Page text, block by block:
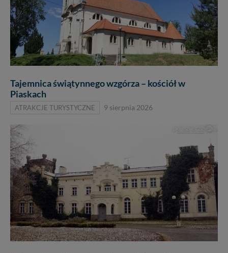
Tajemnica świątynnego wzgórza – kościół w
Piaskach
ATRAKCJE TURYSTYCZNE 9 sierpnia 2026